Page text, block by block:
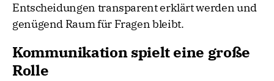
Entscheidungen transparent erklärt werden und
genügend Raum für Fragen bleibt.
Kommunikation spielt eine große
Rolle